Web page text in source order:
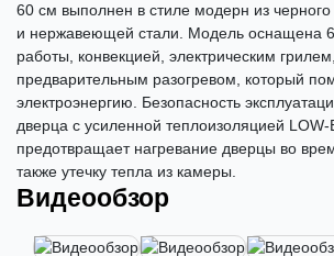
60 см выполнен в стиле модерн из черного
и нержавеющей стали. Модель оснащена
работы, конвекцией, электрическим
предварительным разогревом, который
электроэнергию. Безопасность
дверца с усиленной теплоизоляцией LOW-
предотвращает нагревание дверцы во
также утечку тепла из камеры.
Видеообзор